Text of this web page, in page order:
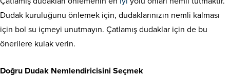
Dudak kuruluğunu önlemek için, dudaklarınızın nemli kalması
için bol su içmeyi unutmayın. Çatlamış dudaklar için de bu
önerilere kulak verin.
Doğru Dudak Nemlendiricisini Seçmek